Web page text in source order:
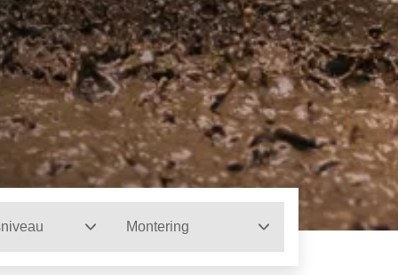
Montering